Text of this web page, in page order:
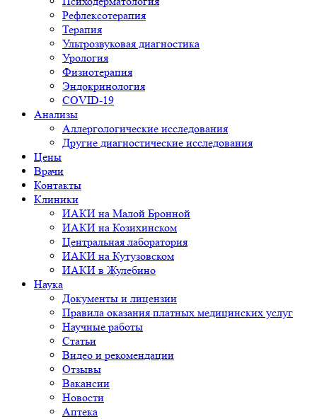
Рефлексотерапия
Терапия
Ультрозвуковая диагностика
Урология
Физиотерапия
Эндокринология
COVID-19
Анализы
Аллергологические исследования
Другие диагностические исследования
Цены
Врачи
Контакты
Клиники
ИАКИ на Малой Бронной
ИАКИ на Козихинском
Центральная лаборатория
ИАКИ на Кутузовском
ИАКИ в Жулебино
Наука
Документы и лицензии
Правила оказания платных медицинских услуг
Научные работы
Статьи
Видео и рекомендации
Отзывы
Вакансии
Новости
Аптека